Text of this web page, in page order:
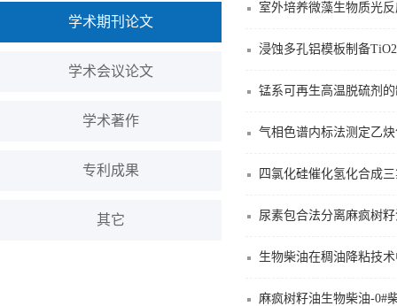
学术期刊论文
学术会议论文
学术著作
专利成果
其它
室外培养微藻生物质光
浸蚀多孔铝模板制备
锰系可再生高温脱硫剂
气相色谱内标法测定乙
四氯化硅催化氢化合成
尿素包合法分离麻疯树
生物柴油在稠油降粘技
麻疯树籽油生物柴油-0#